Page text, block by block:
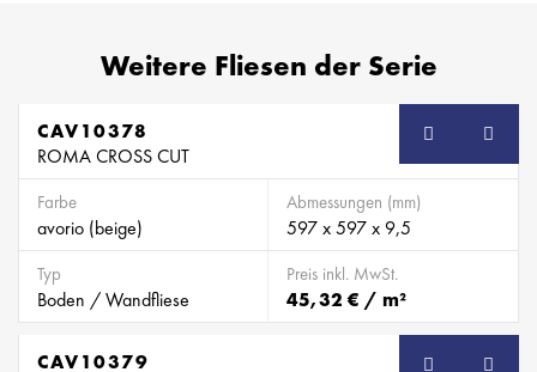
Weitere Fliesen der Serie
CAV10378
ROMA CROSS CUT
Farbe
avorio (beige)
Abmessungen (mm)
597 x 597 x 9,5
Typ
Boden / Wandfliese
Preis inkl. MwSt.
45,32 € / m²
CAV10379